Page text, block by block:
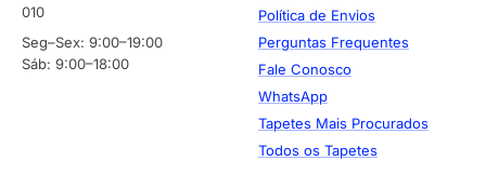
010
Seg–Sex: 9:00–19:00
Sáb: 9:00–18:00
Política de Envios
Perguntas Frequentes
Fale Conosco
WhatsApp
Tapetes Mais Procurados
Todos os Tapetes